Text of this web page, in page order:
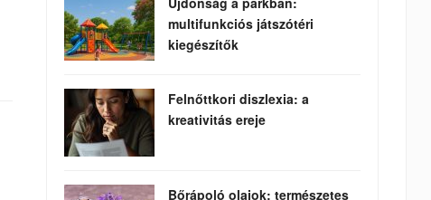
multifunkciós játszótéri
kiegészítők
Felnőttkori diszlexia: a
kreativitás ereje
Bőrápoló olajok: természetes